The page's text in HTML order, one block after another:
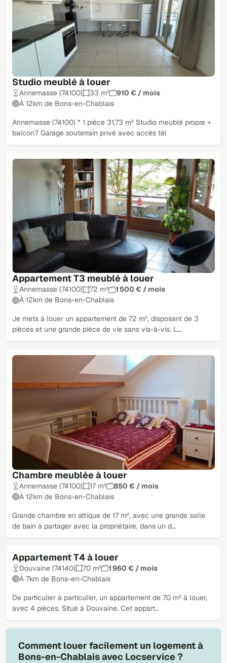
Studio meublé à louer
Annemasse (74100) 33 m²
910 € / mois
À 12km de Bons-en-Chablais
Annemasse (74100) * 1 pièce 31,73 m² Studio meublé propre +
balcon? Garage souterrain privé avec accès tél
Appartement T3 meublé à louer
Annemasse (74100) 72 m²
1 500 € / mois
À 12km de Bons-en-Chablais
Je mets à louer un appartement de 72 m², disposant de 3
pièces et une grande pièce de vie sans vis-à-vis. L…
Chambre meublée à louer
Annemasse (74100) 17 m²
850 € / mois
À 12km de Bons-en-Chablais
Grande chambre en attique de 17 m², avec une grande salle
de bain à partager avec la propriétaire, dans un d…
Appartement T4 à louer
Douvaine (74140) 70 m²
1 960 € / mois
À 7km de Bons-en-Chablais
De particulier à particulier, un appartement de 70 m² à louer,
avec 4 pièces. Situé à Douvaine. Cet appart…
Comment louer facilement un logement à
Bons-en-Chablais avec Locservice ?